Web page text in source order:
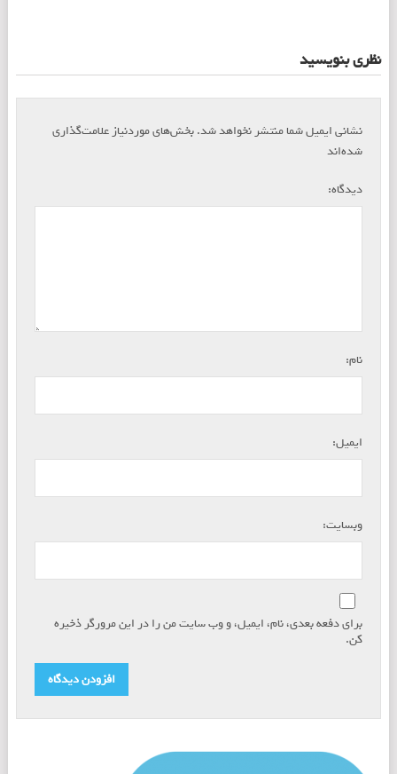
نظری بنویسید
نشانی ایمیل شما منتشر نخواهد شد.بخش‌های موردنیاز علامت‌گذاری
شده‌اند
دیدگاه:
نام:
ایمیل:
وبسایت:
برای دفعه بعدی، نام، ایمیل، و وب سایت من را در این مرورگر ذخیره
کن.